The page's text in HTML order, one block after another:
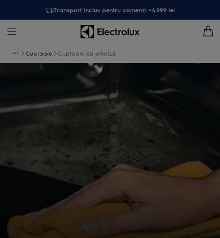
Transport inclus pentru comenzi >4.999 lei
Cuptoare Cuptoare cu piroliză